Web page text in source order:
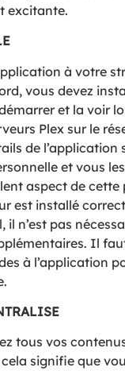
excitante.
à votre
vous devez
et la voir
Plex sur le
de l’application
et vous les
aspect de cette
est installé
il n’est pas
Il
à l’application
tous vos
signifie que